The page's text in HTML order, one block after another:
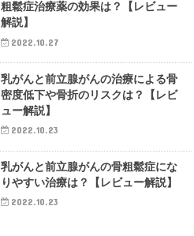
粗鬆症治療薬の効果は？【レビュー
解説】
2022.10.27
乳がんと前立腺がんの治療による骨
密度低下や骨折のリスクは？【レビ
ュー解説】
2022.10.23
乳がんと前立腺がんの骨粗鬆症にな
りやすい治療は？【レビュー解説】
2022.10.23